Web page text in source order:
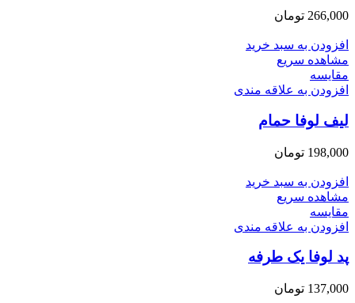
266,000 تومان
افزودن به سبد خرید
مشاهده سریع
مقایسه
افزودن به علاقه مندی
ليف لوفا حمام
198,000 تومان
افزودن به سبد خرید
مشاهده سریع
مقایسه
افزودن به علاقه مندی
پد لوفا یک طرفه
137,000 تومان